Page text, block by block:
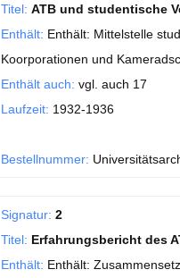
Titel: ATB und studentische
Enthält: Enthält: Mittelstelle
Koorporationen und
Enthält auch: vgl. auch 17
Laufzeit: 1932-1936
Bestellnummer:
Signatur: 2
Titel: Erfahrungsbericht des
Enthält: Enthält: